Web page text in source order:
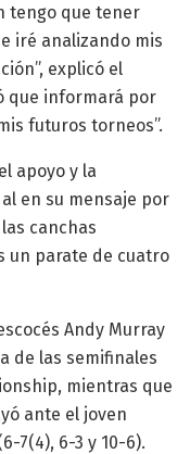
tengo que tener
iré analizando mis
explicó el
que informará por
futuros torneos”.
apoyo y la
en su mensaje por
canchas
un parate de cuatro
Andy Murray
de las semifinales
mientras que
ante el joven
7(4), 6-3 y 10-6).